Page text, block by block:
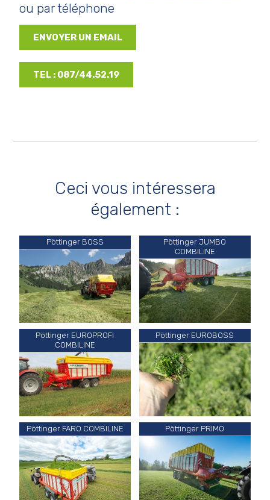
ou par téléphone
ENVOYER UN EMAIL
TEL : 087/44.52.19
Ceci vous intéressera
également :
Pöttinger BOSS
Pöttinger JUMBO
COMBILINE
Pöttinger EUROPROFI
COMBILINE
Pöttinger EUROBOSS
Pöttinger FARO COMBILINE Pöttinger PRIMO